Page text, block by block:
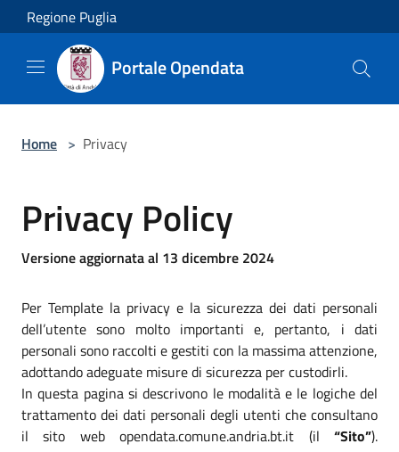
Salta al contenuto principale
Regione Puglia
Portale Opendata
Home > Privacy
Privacy Policy
Versione aggiornata al 13 dicembre 2024
Per Template la privacy e la sicurezza dei dati personali
dell’utente sono molto importanti e, pertanto, i dati
personali sono raccolti e gestiti con la massima attenzione,
adottando adeguate misure di sicurezza per custodirli.
In questa pagina si descrivono le modalità e le logiche del
trattamento dei dati personali degli utenti che consultano
il sito web opendata.comune.andria.bt.it (il “Sito”).